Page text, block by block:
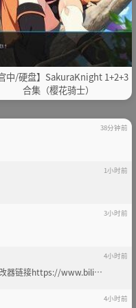
官中/硬盘】SakuraKnight 1+2+3
合集（樱花骑士）
38分钟前
1小时前
3小时前
4小时前
改器链接https://www.bili…
4小时前